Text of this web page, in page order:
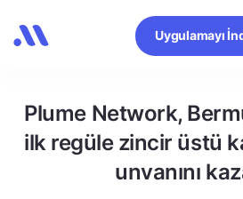
Uygulamayı
Plume Network,
ilk regüle zincir üstü
unvanını